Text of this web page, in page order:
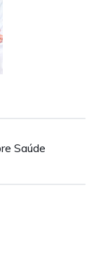
Saúde